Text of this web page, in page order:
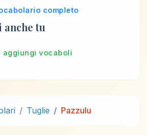
completo
anche tu
aggiungi vocaboli
Tuglie Pazzulu